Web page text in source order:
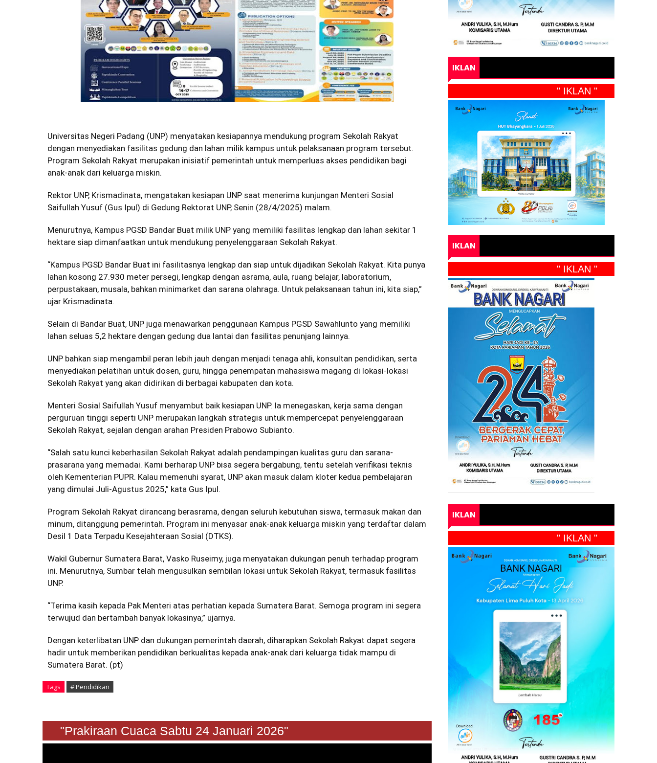
Universitas Negeri Padang (UNP) menyatakan kesiapannya mendukung program Sekolah Rakyat
dengan menyediakan fasilitas gedung dan lahan milik kampus untuk pelaksanaan program tersebut.
Program Sekolah Rakyat merupakan inisiatif pemerintah untuk memperluas akses pendidikan bagi
anak-anak dari keluarga miskin.
Rektor UNP, Krismadinata, mengatakan kesiapan UNP saat menerima kunjungan Menteri Sosial
Saifullah Yusuf (Gus Ipul) di Gedung Rektorat UNP, Senin (28/4/2025) malam.
Menurutnya, Kampus PGSD Bandar Buat milik UNP yang memiliki fasilitas lengkap dan lahan sekitar 1
hektare siap dimanfaatkan untuk mendukung penyelenggaraan Sekolah Rakyat.
“Kampus PGSD Bandar Buat ini fasilitasnya lengkap dan siap untuk dijadikan Sekolah Rakyat. Kita punya
lahan kosong 27.930 meter persegi, lengkap dengan asrama, aula, ruang belajar, laboratorium,
perpustakaan, musala, bahkan minimarket dan sarana olahraga. Untuk pelaksanaan tahun ini, kita siap,”
ujar Krismadinata.
Selain di Bandar Buat, UNP juga menawarkan penggunaan Kampus PGSD Sawahlunto yang memiliki
lahan seluas 5,2 hektare dengan gedung dua lantai dan fasilitas penunjang lainnya.
UNP bahkan siap mengambil peran lebih jauh dengan menjadi tenaga ahli, konsultan pendidikan, serta
menyediakan pelatihan untuk dosen, guru, hingga penempatan mahasiswa magang di lokasi-lokasi
Sekolah Rakyat yang akan didirikan di berbagai kabupaten dan kota.
Menteri Sosial Saifullah Yusuf menyambut baik kesiapan UNP. Ia menegaskan, kerja sama dengan
perguruan tinggi seperti UNP merupakan langkah strategis untuk mempercepat penyelenggaraan
Sekolah Rakyat, sejalan dengan arahan Presiden Prabowo Subianto.
“Salah satu kunci keberhasilan Sekolah Rakyat adalah pendampingan kualitas guru dan sarana-
prasarana yang memadai. Kami berharap UNP bisa segera bergabung, tentu setelah verifikasi teknis
oleh Kementerian PUPR. Kalau memenuhi syarat, UNP akan masuk dalam kloter kedua pembelajaran
yang dimulai Juli-Agustus 2025,” kata Gus Ipul.
Program Sekolah Rakyat dirancang berasrama, dengan seluruh kebutuhan siswa, termasuk makan dan
minum, ditanggung pemerintah. Program ini menyasar anak-anak keluarga miskin yang terdaftar dalam
Desil 1 Data Terpadu Kesejahteraan Sosial (DTKS).
Wakil Gubernur Sumatera Barat, Vasko Ruseimy, juga menyatakan dukungan penuh terhadap program
ini. Menurutnya, Sumbar telah mengusulkan sembilan lokasi untuk Sekolah Rakyat, termasuk fasilitas
UNP.
“Terima kasih kepada Pak Menteri atas perhatian kepada Sumatera Barat. Semoga program ini segera
terwujud dan bertambah banyak lokasinya,” ujarnya.
Dengan keterlibatan UNP dan dukungan pemerintah daerah, diharapkan Sekolah Rakyat dapat segera
hadir untuk memberikan pendidikan berkualitas kepada anak-anak dari keluarga tidak mampu di
Sumatera Barat. (pt)
Tags # Pendidikan
"Prakiraan Cuaca Sabtu 24 Januari 2026"
IKLAN
" IKLAN "
IKLAN
" IKLAN "
IKLAN
" IKLAN "